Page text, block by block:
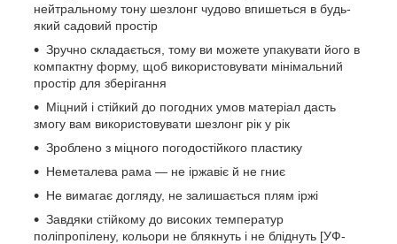
нейтральному тону шезлонг чудово впишеться в будь-
який садовий простір
Зручно складається, тому ви можете упакувати його в
компактну форму, щоб використовувати мінімальний
простір для зберігання
Міцний і стійкий до погодних умов матеріал дасть
змогу вам використовувати шезлонг рік у рік
Зроблено з міцного погодостійкого пластику
Неметалева рама — не іржавіє й не гниє
Не вимагає догляду, не залишається плям іржі
Завдяки стійкому до високих температур
поліпропілену, кольори не блякнуть і не бліднуть [УФ-